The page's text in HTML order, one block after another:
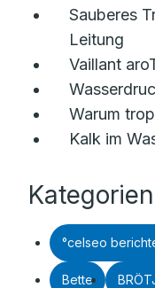
Sauberes
Leitung
Vaillant
Warum
Kalk im
Kategorien
°celseo
Bette